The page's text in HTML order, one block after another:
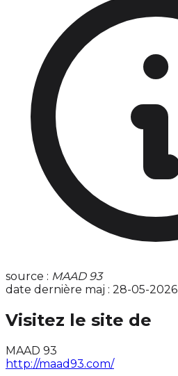
source : MAAD 93
date dernière maj : 28-05-2026
Visitez le site de
MAAD 93
http://maad93.com/